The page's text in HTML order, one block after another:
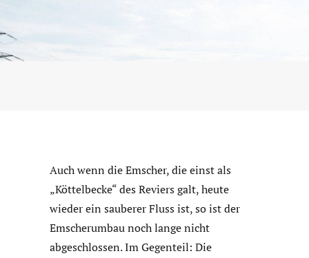
Auch wenn die Emscher, die einst als
„Köttelbecke“ des Reviers galt, heute
wieder ein sauberer Fluss ist, so ist der
Emscherumbau noch lange nicht
abgeschlossen. Im Gegenteil: Die